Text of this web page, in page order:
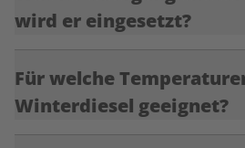
wird er eingesetzt?
Für welche
Winterdiesel geeignet?